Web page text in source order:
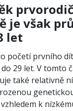
je však
let
početí prvního
29 let. V tomto
také relativně
k